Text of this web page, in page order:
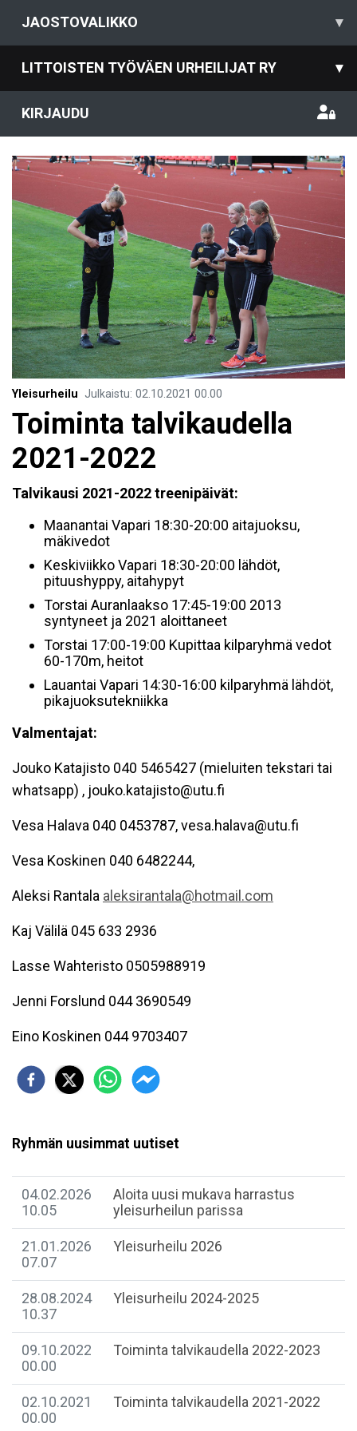
JAOSTOVALIKKO ▾
LITTOISTEN TYÖVÄEN URHEILIJAT RY ▾
KIRJAUDU
Yleisurheilu Julkaistu: 02.10.2021 00.00
Toiminta talvikaudella
2021-2022
Talvikausi 2021-2022 treenipäivät:
Maanantai Vapari 18:30-20:00 aitajuoksu,
mäkivedot
Keskiviikko Vapari 18:30-20:00 lähdöt,
pituushyppy, aitahypyt
Torstai Auranlaakso 17:45-19:00 2013
syntyneet ja 2021 aloittaneet
Torstai 17:00-19:00 Kupittaa kilparyhmä vedot
60-170m, heitot
Lauantai Vapari 14:30-16:00 kilparyhmä lähdöt,
pikajuoksutekniikka
Valmentajat:
Jouko Katajisto 040 5465427 (mieluiten tekstari tai
whatsapp) , jouko.katajisto@utu.fi
Vesa Halava 040 0453787, vesa.halava@utu.fi
Vesa Koskinen 040 6482244,
Aleksi Rantala aleksirantala@hotmail.com
Kaj Välilä 045 633 2936
Lasse Wahteristo 0505988919
Jenni Forslund 044 3690549
Eino Koskinen 044 9703407
Ryhmän uusimmat uutiset
04.02.2026
10.05
Aloita uusi mukava harrastus
yleisurheilun parissa
21.01.2026
07.07
Yleisurheilu 2026
28.08.2024
10.37
Yleisurheilu 2024-2025
09.10.2022
00.00
Toiminta talvikaudella 2022-2023
02.10.2021
00.00
Toiminta talvikaudella 2021-2022